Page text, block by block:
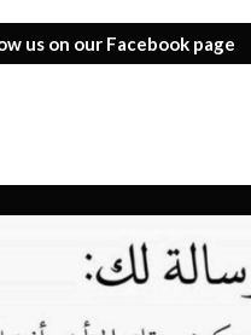
us on our Facebook page